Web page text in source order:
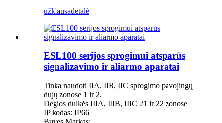
užklausadetalė
ESL100 serijos sprogimui atsparūs
signalizavimo ir aliarmo aparatai
Tinka naudoti IIA, IIB, IIC sprogimo pavojingų
dujų zonose 1 ir 2.
Degios dulkės IIIA, IIIB, IIIC 21 ir 22 zonose
IP kodas: IP66
Buvęs Markas: